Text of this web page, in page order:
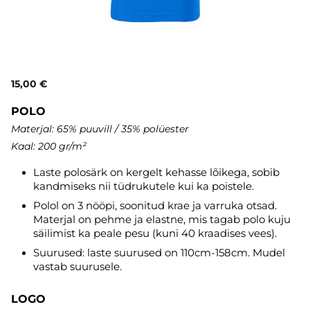
15,00 €
POLO
Materjal: 65% puuvill / 35% polüester
Kaal: 200 gr/m²
Laste polosärk on kergelt kehasse lõikega, sobib
kandmiseks nii tüdrukutele kui ka poistele.
Polol on 3 nööpi, soonitud krae ja varruka otsad.
Materjal on pehme ja elastne, mis tagab polo kuju
säilimist ka peale pesu (kuni 40 kraadises vees).
Suurused: laste suurused on 110cm-158cm. Mudel
vastab suurusele.
LOGO